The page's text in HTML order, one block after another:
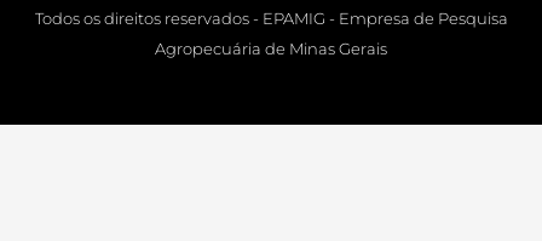
Todos os direitos reservados - EPAMIG - Empresa de Pesquisa
Agropecuária de Minas Gerais